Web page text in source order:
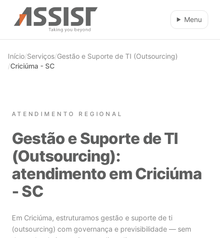
Ir direto para o conteúdo
Menu
Início/Serviços/Gestão e Suporte de TI (Outsourcing)
/Criciúma - SC
ATENDIMENTO REGIONAL
Gestão e Suporte de TI
(Outsourcing):
atendimento em Criciúma
- SC
Em Criciúma, estruturamos gestão e suporte de ti
(outsourcing) com governança e previsibilidade — sem